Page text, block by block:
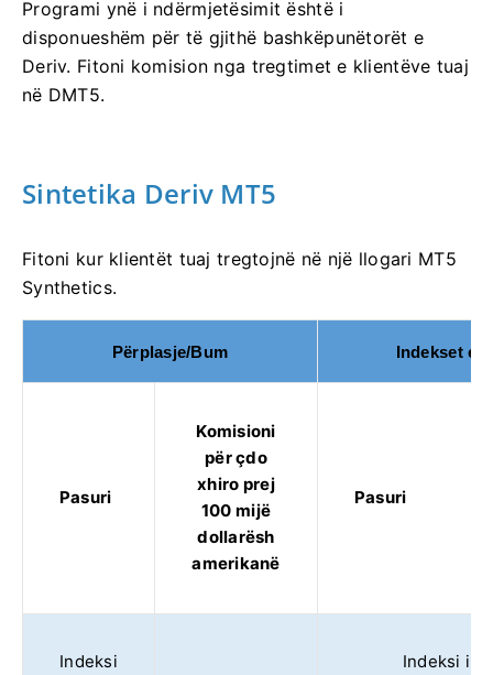
Programi ynë i ndërmjetësimit është i
disponueshëm për të gjithë bashkëpunëtorët e
Deriv. Fitoni komision nga tregtimet e klientëve tuaj
në DMT5.
Sintetika Deriv MT5
Fitoni kur klientët tuaj tregtojnë në një llogari MT5
Synthetics.
Përplasje/Bum Indekset e
Pasuri
Komisioni
për çdo
xhiro prej
100 mijë
dollarësh
amerikanë
Pasuri
Indeksi
Indeksi i